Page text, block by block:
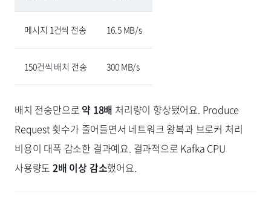
메시지 1건씩 전송 16.5 MB/s
150건씩 배치 전송 300 MB/s
배치 전송만으로 약 18배 처리량이 향상됐어요. Produce
Request 횟수가 줄어들면서 네트워크 왕복과 브로커 처리
비용이 대폭 감소한 결과예요. 결과적으로 Kafka CPU
사용량도 2배 이상 감소했어요.